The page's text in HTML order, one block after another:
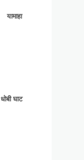
यामाहा
धोबी घाट